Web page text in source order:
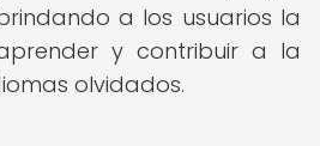
a los usuarios la
y contribuir a la
olvidados.